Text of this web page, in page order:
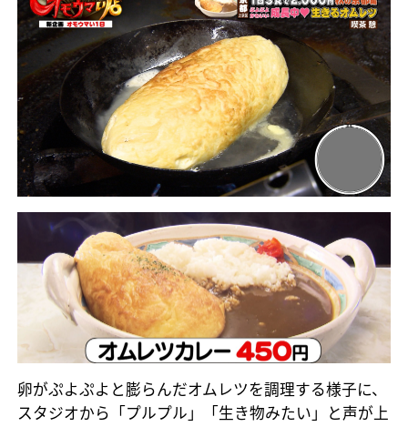
卵がぷよぷよと膨らんだオムレツを調理する様子に、
スタジオから「プルプル」「生き物みたい」と声が上